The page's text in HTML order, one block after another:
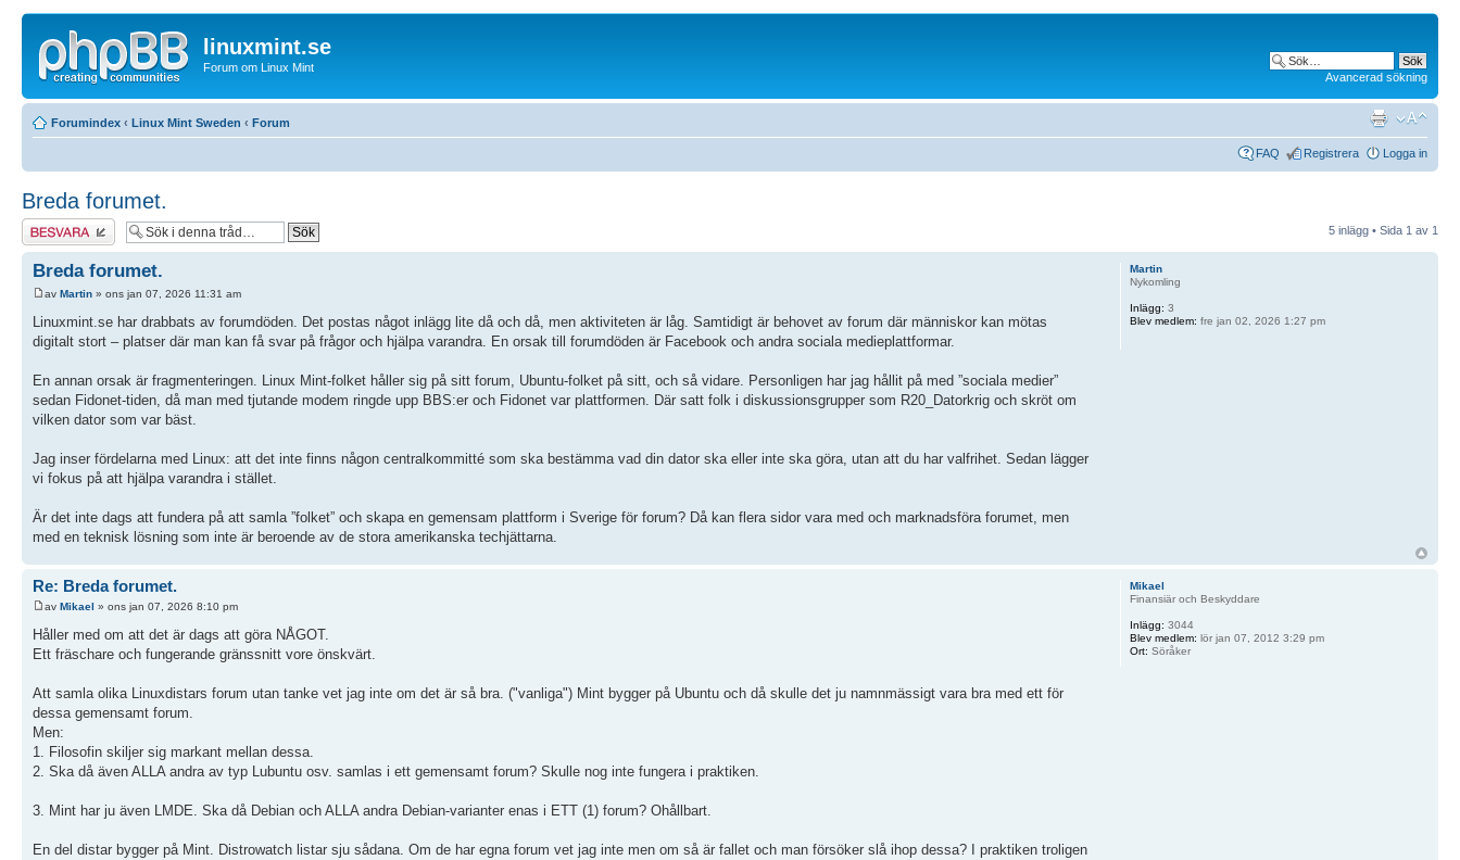
linuxmint.se
Forum om Linux Mint
Avancerad sökning
Forumindex ‹ Linux Mint Sweden ‹ Forum
FAQ Registrera Logga in
Breda forumet.
Besvara 5 inlägg • Sida 1 av 1
Breda forumet.
av Martin » ons jan 07, 2026 11:31 am
Linuxmint.se har drabbats av forumdöden. Det postas något inlägg lite då och då, men aktiviteten är låg. Samtidigt är behovet av forum där människor kan mötas
digitalt stort – platser där man kan få svar på frågor och hjälpa varandra. En orsak till forumdöden är Facebook och andra sociala medieplattformar.
En annan orsak är fragmenteringen. Linux Mint-folket håller sig på sitt forum, Ubuntu-folket på sitt, och så vidare. Personligen har jag hållit på med ”sociala medier”
sedan Fidonet-tiden, då man med tjutande modem ringde upp BBS:er och Fidonet var plattformen. Där satt folk i diskussionsgrupper som R20_Datorkrig och skröt om
vilken dator som var bäst.
Jag inser fördelarna med Linux: att det inte finns någon centralkommitté som ska bestämma vad din dator ska eller inte ska göra, utan att du har valfrihet. Sedan lägger
vi fokus på att hjälpa varandra i stället.
Är det inte dags att fundera på att samla ”folket” och skapa en gemensam plattform i Sverige för forum? Då kan flera sidor vara med och marknadsföra forumet, men
med en teknisk lösning som inte är beroende av de stora amerikanska techjättarna.
Martin
Nykomling
Inlägg: 3
Blev medlem: fre jan 02, 2026 1:27 pm
Re: Breda forumet.
av Mikael » ons jan 07, 2026 8:10 pm
Håller med om att det är dags att göra NÅGOT.
Ett fräschare och fungerande gränssnitt vore önskvärt.
Att samla olika Linuxdistars forum utan tanke vet jag inte om det är så bra. ("vanliga") Mint bygger på Ubuntu och då skulle det ju namnmässigt vara bra med ett för
dessa gemensamt forum.
Men:
1. Filosofin skiljer sig markant mellan dessa.
2. Ska då även ALLA andra av typ Lubuntu osv. samlas i ett gemensamt forum? Skulle nog inte fungera i praktiken.
3. Mint har ju även LMDE. Ska då Debian och ALLA andra Debian-varianter enas i ETT (1) forum? Ohållbart.
En del distar bygger på Mint. Distrowatch listar sju sådana. Om de har egna forum vet jag inte men om så är fallet och man försöker slå ihop dessa? I praktiken troligen
Mikael
Finansiär och Beskyddare
Inlägg: 3044
Blev medlem: lör jan 07, 2012 3:29 pm
Ort: Söråker